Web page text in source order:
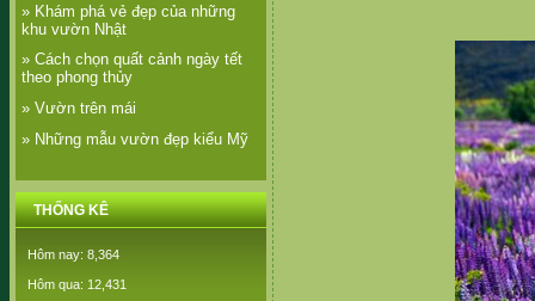
» Khám phá vẻ đẹp của những
khu vườn Nhật
» Cách chọn quất cảnh ngày tết
theo phong thủy
» Vườn trên mái
» Những mẫu vườn đẹp kiểu Mỹ
THỐNG KÊ
Hôm nay: 8,364
Hôm qua: 12,431